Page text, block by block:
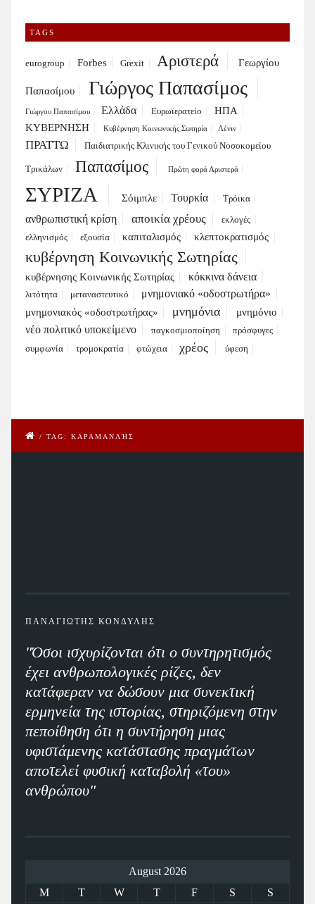
TAGS
eurogroup Forbes Grexit Αριστερά Γεωργίου
Παπασίμου Γιώργος Παπασίμος
Γιώργου Παπασίμου Ελλάδα Ευρωϊερατείο
ΗΠΑ
ΚΥΒΕΡΝΗΣΗ
Κυβέρνηση Κοινωνικής Σωτηρία Λένιν
ΠΡΑΤΤΩ Παιδιατρικής Κλινικής του Γενικού Νοσοκομείου
Τρικάλων Παπασίμος Πρώτη φορά Αριστερά
ΣΥΡΙΖΑ Σόιμπλε Τουρκία Τρόικα
ανθρωπιστική κρίση αποικία χρέους
εκλογές
ελληνισμός
εξουσία καπιταλισμός κλεπτοκρατισμός
κυβέρνηση Κοινωνικής Σωτηρίας
κυβέρνησης Κοινωνικής Σωτηρίας κόκκινα δάνεια
λιτότητα μεταναστευτικό μνημονιακό «οδοστρωτήρα»
μνημονιακός «οδοστρωτήρας» μνημόνια μνημόνιο
νέο πολιτικό υποκείμενο παγκοσμιοποίηση
πρόσφυγες
συμφωνία
τρομοκρατία φτώχεια χρέος ύφεση
/ TAG: ΚΑΡΑΜΑΝΛΉΣ
ΠΑΝΑΓΙΩΤΗΣ ΚΟΝΔΥΛΗΣ
"Όσοι ισχυρίζονται ότι ο συντηρητισμός
έχει ανθρωπολογικές ρίζες, δεν
κατάφεραν να δώσουν μια συνεκτική
ερμηνεία της ιστορίας, στηριζόμενη στην
πεποίθηση ότι η συντήρηση μιας
υφιστάμενης κατάστασης πραγμάτων
αποτελεί φυσική καταβολή «του»
ανθρώπου"
August 2026
M
T W T F S S